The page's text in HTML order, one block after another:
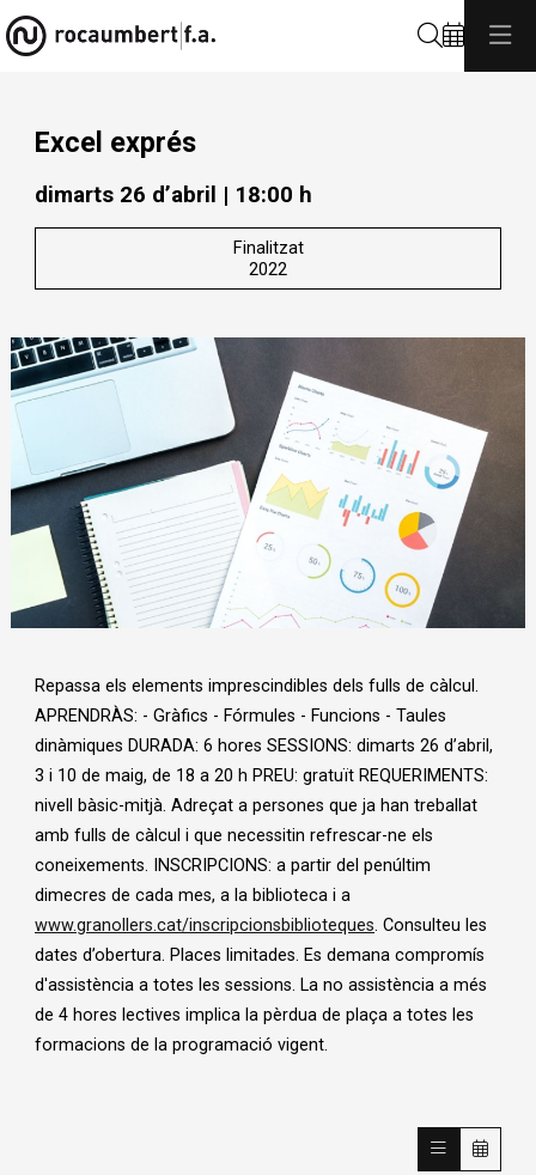
Excel exprés
dimarts 26 d’abril | 18:00 h
Finalitzat
2022
Repassa els elements imprescindibles dels fulls de càlcul.
APRENDRÀS: - Gràfics - Fórmules - Funcions - Taules
dinàmiques DURADA: 6 hores SESSIONS: dimarts 26 d’abril,
3 i 10 de maig, de 18 a 20 h PREU: gratuït REQUERIMENTS:
nivell bàsic-mitjà. Adreçat a persones que ja han treballat
amb fulls de càlcul i que necessitin refrescar-ne els
coneixements. INSCRIPCIONS: a partir del penúltim
dimecres de cada mes, a la biblioteca i a
www.granollers.cat/inscripcionsbiblioteques. Consulteu les
dates d’obertura. Places limitades. Es demana compromís
d'assistència a totes les sessions. La no assistència a més
de 4 hores lectives implica la pèrdua de plaça a totes les
formacions de la programació vigent.